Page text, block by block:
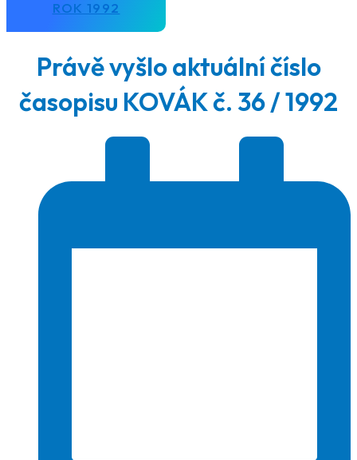
ROK 1992
Právě vyšlo aktuální číslo
časopisu KOVÁK č. 36 / 1992